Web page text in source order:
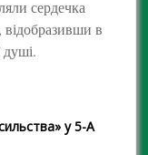
сердечка
в
у 5-А